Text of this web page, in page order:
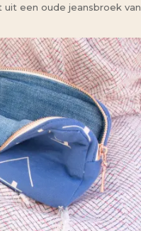
een oude jeansbroek van